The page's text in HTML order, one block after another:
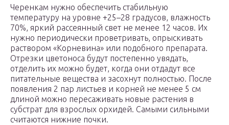
Черенкам нужно обеспечить стабильную
температуру на уровне +25–28 градусов, влажность
70%, яркий рассеянный свет не менее 12 часов. Их
нужно периодически проветривать, опрыскивать
раствором «Корневина» или подобного препарата.
Отрезки цветоноса будут постепенно увядать,
отделить их можно будет, когда они отдадут все
питательные вещества и засохнут полностью. После
появления 2 пар листьев и корней не менее 5 см
длиной можно пересаживать новые растения в
субстрат для взрослых орхидей. Самыми сильными
считаются нижние почки.